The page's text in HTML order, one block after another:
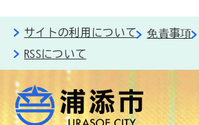
サイトの利用について 免責事項
RSSについて